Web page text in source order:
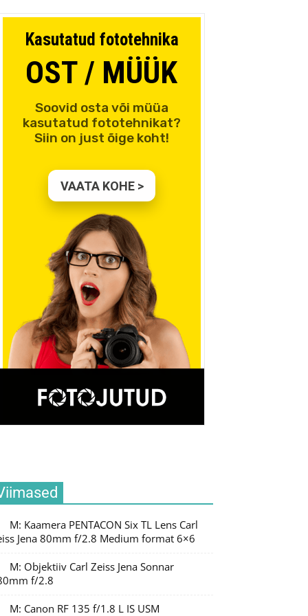
M: Kaamera PENTACON Six TL Lens Carl
Jena 80mm f/2.8 Medium format 6×6
M: Objektiiv Carl Zeiss Jena Sonnar
f/2.8
M: Canon RF 135 f/1.8 L IS USM